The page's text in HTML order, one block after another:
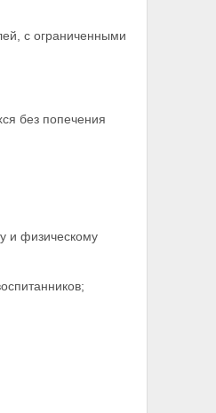
с ограниченными
без попечения
и физическому